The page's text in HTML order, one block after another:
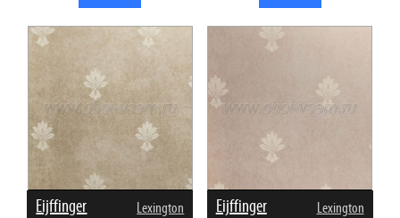
Eijffinger Lexington Eijffinger Lexington